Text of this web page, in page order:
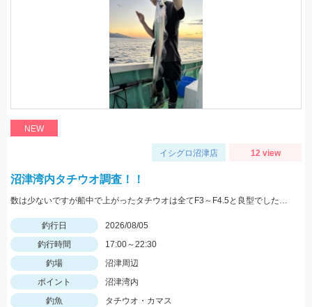
NEW
イシグロ沼津店 12 view
沼津湾内タチウオ調査！！
数は少ないですが船中で上がったタチウオは全てF3～F4.5と良型でした！ ベイトは多くて雰囲気はあったので群れが来ればタチウオ祭り始まりそうです！！
釣行日
2026/08/05
釣行時間
17:00～22:30
釣場
沼津周辺
ポイント
沼津湾内
釣魚
タチウオ・カマス